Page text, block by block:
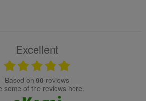
Excellent
based on 90 reviews
some of the reviews here.